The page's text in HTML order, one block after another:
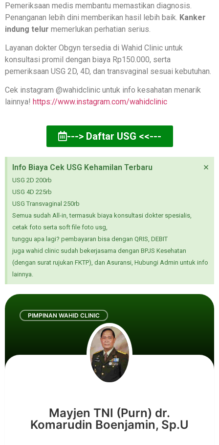
Pemeriksaan medis membantu memastikan diagnosis.
Penanganan lebih dini memberikan hasil lebih baik. Kanker
indung telur memerlukan perhatian serius.
Layanan dokter Obgyn tersedia di Wahid Clinic untuk
konsultasi promil dengan biaya Rp150.000, serta
pemeriksaan USG 2D, 4D, dan transvaginal sesuai kebutuhan.
Cek instagram @wahidclinic untuk info kesahatan menarik
lainnya! https://www.instagram.com/wahidclinic
---> Daftar USG <<---
Info Biaya Cek USG Kehamilan Terbaru
USG 2D 200rb
USG 4D 225rb
USG Transvaginal 250rb
Semua sudah All-in, termasuk biaya konsultasi dokter spesialis,
cetak foto serta soft file foto usg,
tunggu apa lagi? pembayaran bisa dengan QRIS, DEBIT
juga wahid clinic sudah bekerjasama dengan BPJS Kesehatan
(dengan surat rujukan FKTP), dan Asuransi, Hubungi Admin untuk info
lainnya.
×
PIMPINAN WAHID CLINIC
Mayjen TNI (Purn) dr.
Komarudin Boenjamin, Sp.U